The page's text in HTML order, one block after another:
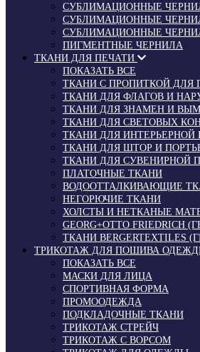
СУБЛИМАЦИОННЫЕ
СУБЛИМАЦИОННЫЕ
СУБЛИМАЦИОННЫЕ
ПИГМЕНТНЫЕ ЧЕРНИЛА
ТКАНИ ДЛЯ ПЕЧАТИ
ПОКАЗАТЬ ВСЕ
ТКАНИ С ПРОПИТКОЙ ДЛЯ
ТКАНИ ДЛЯ ФЛАГОВ И
ТКАНИ ДЛЯ ЗНАМЕН И
ТКАНИ ДЛЯ СВЕТОВЫХ
ТКАНИ ДЛЯ ИНТЕРЬЕРНОЙ
ТКАНИ ДЛЯ ШТОР И
ТКАНИ ДЛЯ СУВЕНИРНОЙ
ПЛАТОЧНЫЕ ТКАНИ
ВОДООТТАЛКИВАЮЩИЕ
НЕГОРЮЧИЕ ТКАНИ
ХОЛСТЫ И НЕТКАНЫЕ
GEORG+OTTO FRIEDRICH
ТКАНИ BERGERTEXTILES
ТРИКОТАЖ ДЛЯ ПОШИВА
ПОКАЗАТЬ ВСЕ
МАСКИ ДЛЯ ЛИЦА
СПОРТИВНАЯ ФОРМА
ПРОМООДЕЖДА
ПОДКЛАДОЧНЫЕ ТКАНИ
ТРИКОТАЖ СТРЕЙЧ
ТРИКОТАЖ С ВОРСОМ